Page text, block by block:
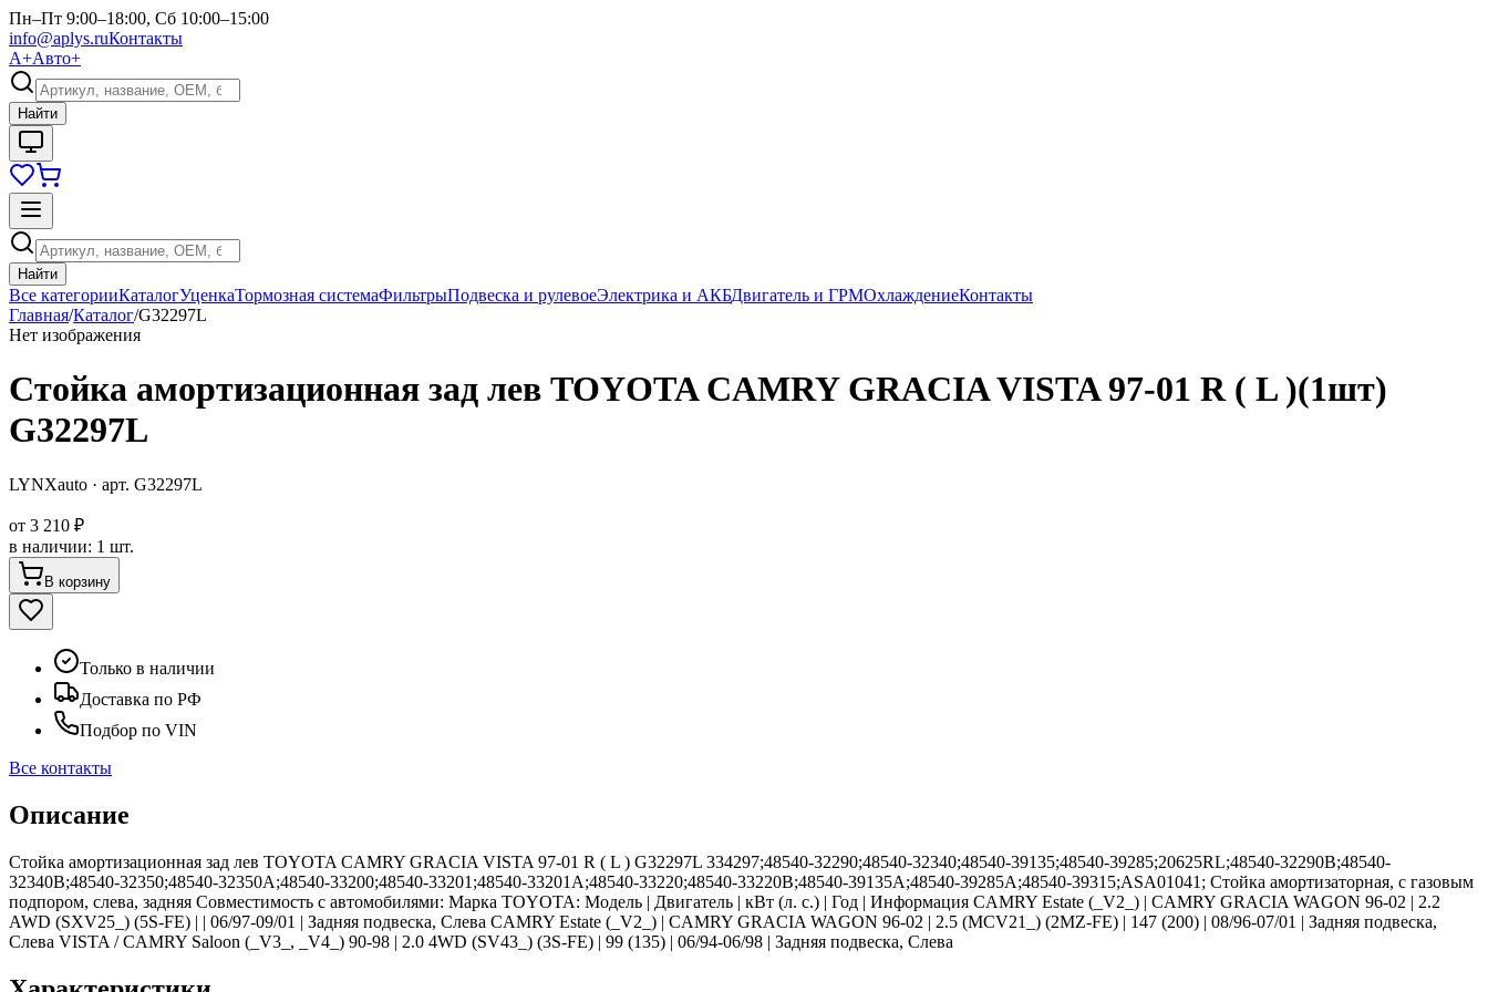
Пн–Пт 9:00–18:00, Сб 10:00–15:00
info@aplys.ruКонтакты
А+Авто+
Найти
Найти
Все категорииКаталогУценкаТормозная системаФильтрыПодвеска и рулевоеЭлектрика и АКБДвигатель и ГРМОхлаждениеКонтакты
Главная/Каталог/G32297L
Нет изображения
Стойка амортизационная зад лев TOYOTA CAMRY GRACIA VISTA 97-01 R ( L )(1шт)
G32297L
LYNXauto · арт. G32297L
от 3 210 ₽
в наличии: 1 шт.
В корзину
Только в наличии
Доставка по РФ
Подбор по VIN
Все контакты
Описание
Стойка амортизационная зад лев TOYOTA CAMRY GRACIA VISTA 97-01 R ( L ) G32297L 334297;48540-32290;48540-32340;48540-39135;48540-39285;20625RL;48540-32290B;48540-
32340B;48540-32350;48540-32350A;48540-33200;48540-33201;48540-33201A;48540-33220;48540-33220B;48540-39135A;48540-39285A;48540-39315;ASA01041; Стойка амортизаторная, с газовым
подпором, слева, задняя Совместимость с автомобилями: Марка TOYOTA: Модель | Двигатель | кВт (л. с.) | Год | Информация CAMRY Estate (_V2_) | CAMRY GRACIA WAGON 96-02 | 2.2
AWD (SXV25_) (5S-FE) | | 06/97-09/01 | Задняя подвеска, Слева CAMRY Estate (_V2_) | CAMRY GRACIA WAGON 96-02 | 2.5 (MCV21_) (2MZ-FE) | 147 (200) | 08/96-07/01 | Задняя подвеска,
Слева VISTA / CAMRY Saloon (_V3_, _V4_) 90-98 | 2.0 4WD (SV43_) (3S-FE) | 99 (135) | 06/94-06/98 | Задняя подвеска, Слева